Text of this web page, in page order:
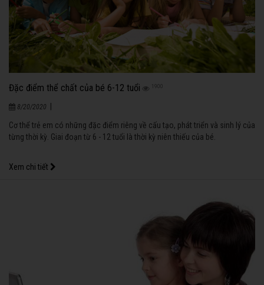
Đặc điểm thể chất của bé 6-12 tuổi 1900
8/20/2020
Cơ thể trẻ em có những đặc điểm riêng về cấu tạo, phát triển và sinh lý của
từng thời kỳ. Giai đoạn từ 6 - 12 tuổi là thời kỳ niên thiếu của bé.
Xem chi tiết